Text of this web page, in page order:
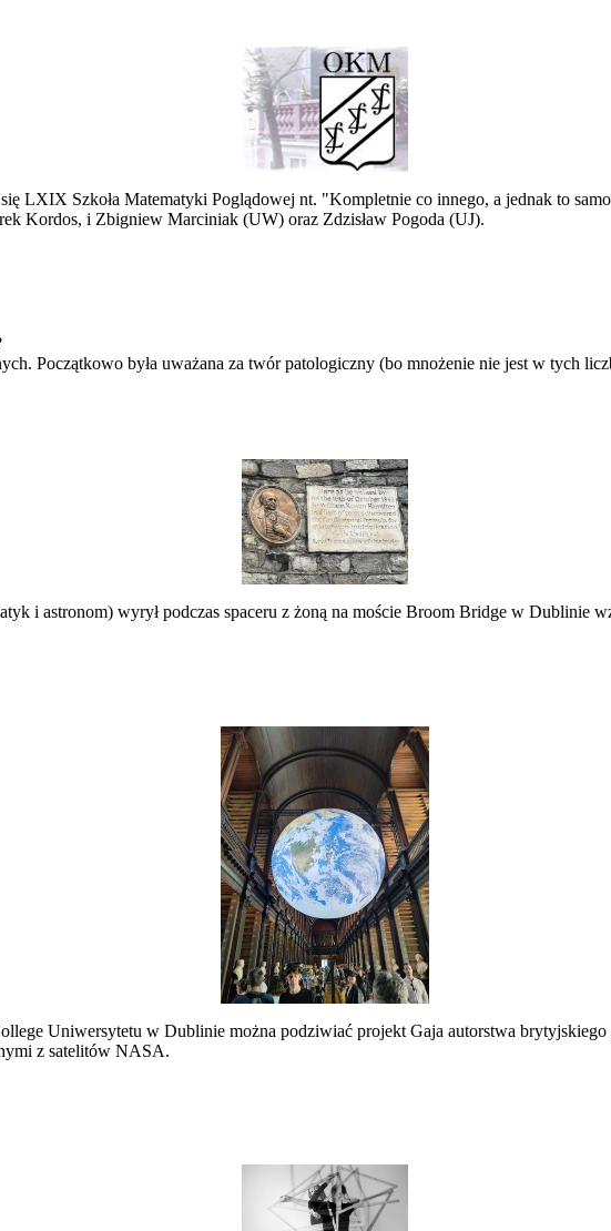
LXIX Szkoła Matematyki Poglądowej nt. "Kompletnie co innego, a jednak to
Kordos, i Zbigniew Marciniak (UW) oraz Zdzisław Pogoda (UJ).
Początkowo była uważana za twór patologiczny (bo mnożenie nie jest w tych
i astronom) wyrył podczas spaceru z żoną na moście Broom Bridge w Dublinie
Uniwersytetu w Dublinie można podziwiać projekt Gaja autorstwa
z satelitów NASA.